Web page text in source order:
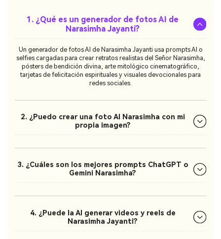
1. ¿Qué es un generador de fotos AI de
Narasimha Jayanti?
Un generador de fotos AI de Narasimha Jayanti usa prompts AI o
selfies cargadas para crear retratos realistas del Señor Narasimha,
pósters de bendición divina, arte mitológico cinematográfico,
tarjetas de felicitación espirituales y visuales devocionales para
redes sociales.
2. ¿Puedo crear una foto AI Narasimha con mi
propia imagen?
3. ¿Cuáles son los mejores prompts ChatGPT o
Gemini Narasimha?
4. ¿Puede la AI generar videos y reels de
Narasimha Jayanti?